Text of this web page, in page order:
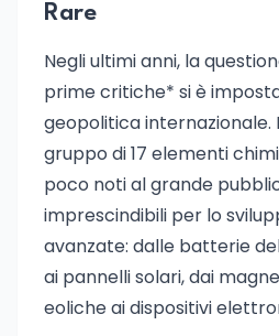
Rare
Negli ultimi anni, la
prime critiche* si è
geopolitica internazionale.
gruppo di 17 elementi
poco noti al grande
imprescindibili per lo
avanzate: dalle batterie
ai pannelli solari, dai
eoliche ai dispositivi